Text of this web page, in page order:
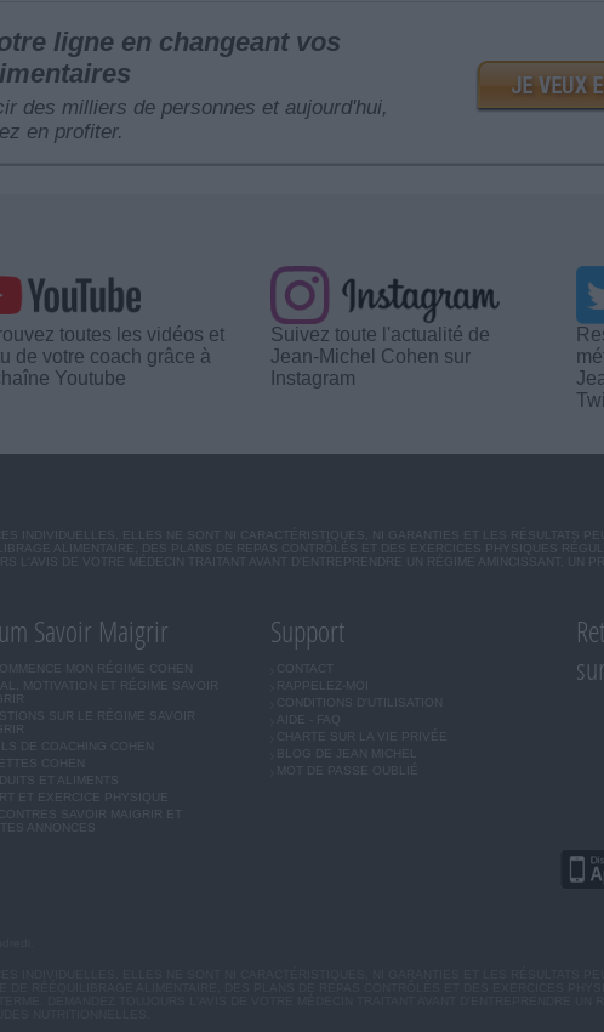
ligne en changeant vos
des milliers de personnes et aujourd'hui,
en profiter.
toutes les vidéos et
de votre coach grâce à
Youtube
Suivez toute l'actualité de
Jean-Michel Cohen sur
Instagram
INDIVIDUELLES. ELLES NE SONT NI CARACTÉRISTIQUES, NI GARANTIES ET LES RÉSULTATS
ALIMENTAIRE, DES PLANS DE REPAS CONTRÔLÉS ET DES EXERCICES PHYSIQUES
L'AVIS DE VOTRE MÉDECIN TRAITANT AVANT D'ENTREPRENDRE UN RÉGIME AMINCISSANT, UN
Savoir Maigrir
MON RÉGIME COHEN
MOTIVATION ET RÉGIME SAVOIR
SUR LE RÉGIME SAVOIR
DE COACHING COHEN
COHEN
ET ALIMENTS
ET EXERCICE PHYSIQUE
SAVOIR MAIGRIR ET
ANNONCES
Support
CONTACT
RAPPELEZ-MOI
CONDITIONS D'UTILISATION
AIDE - FAQ
CHARTE SUR LA VIE PRIVÉE
BLOG DE JEAN MICHEL
MOT DE PASSE OUBLIÉ